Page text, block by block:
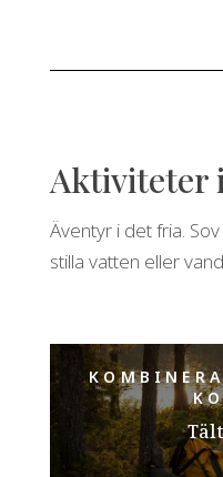
Aktiviteter
Äventyr i det fria.
stilla vatten eller